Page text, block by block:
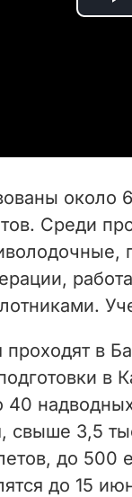
i
d
e
o
около
Среди
проходят в
в
свыше 3,5
до 500
до 15